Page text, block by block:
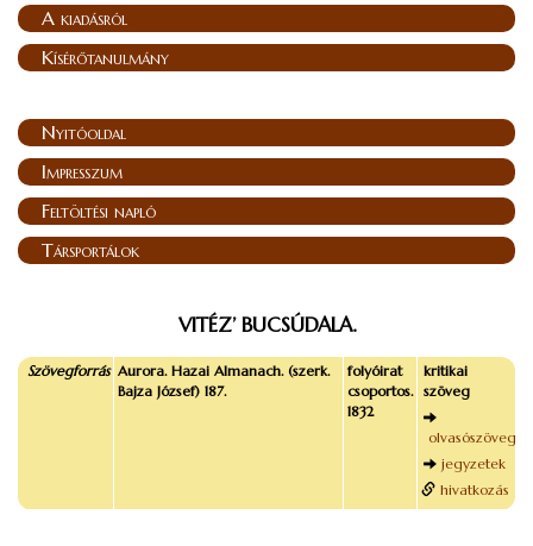
A kiadásról
Kísérőtanulmány
Nyitóoldal
Impresszum
Feltöltési napló
Társportálok
VITÉZ’ BUCSÚDALA.
Szövegforrás Aurora. Hazai Almanach. (szerk.
Bajza József) 187.
folyóirat
csoportos.
1832
kritikai
szöveg
olvasószöveg
jegyzetek
hivatkozás